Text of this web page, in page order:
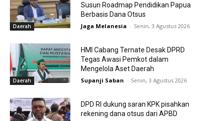
Daerah
Susun Roadmap Pendidikan Papua
Berbasis Dana Otsus
Jaga Melanesia - Senin, 3 Agustus 2026
Daerah
HMI Cabang Ternate Desak DPRD
Tegas Awasi Pemkot dalam
Mengelola Aset Daerah
Supanji Saban - Senin, 3 Agustus 2026
DPD RI dukung saran KPK pisahkan
rekening dana otsus dari APBD